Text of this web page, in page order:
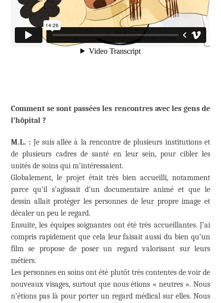
Comment se sont passées les rencontres avec les gens de
l’hôpital ?
M.L. : Je suis allée à la rencontre de plusieurs institutions et
de plusieurs cadres de santé en leur sein, pour cibler les
unités de soins qui m’intéressaient.
Globalement, le projet était très bien accueilli, notamment
parce qu’il s’agissait d’un documentaire animé et que le
dessin allait protéger les personnes de leur propre image et
décaler un peu le regard.
Ensuite, les équipes soignantes ont été très accueillantes. J’ai
compris rapidement que cela leur faisait aussi du bien qu’un
film se propose de poser un regard valorisant sur leurs
métiers.
Les personnes en soins ont été plutôt très contentes de voir de
nouveaux visages, surtout que nous étions « neutres ». Nous
n’étions pas là pour porter un regard médical sur elles. Nous